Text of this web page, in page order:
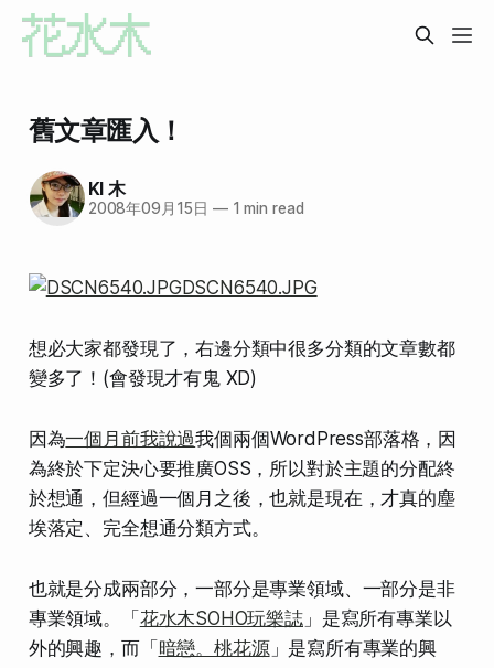
舊文章匯入！
KI 木
2008年09月15日 —1 min read
想必大家都發現了，右邊分類中很多分類的文章數都
變多了！(會發現才有鬼 XD)
因為一個月前我說過我個兩個WordPress部落格，因
為終於下定決心要推廣OSS，所以對於主題的分配終
於想通，但經過一個月之後，也就是現在，才真的塵
埃落定、完全想通分類方式。
也就是分成兩部分，一部分是專業領域、一部分是非
專業領域。「花水木SOHO玩樂誌 」是寫所有專業以
外的興趣，而「暗戀。桃花源」是寫所有專業的興